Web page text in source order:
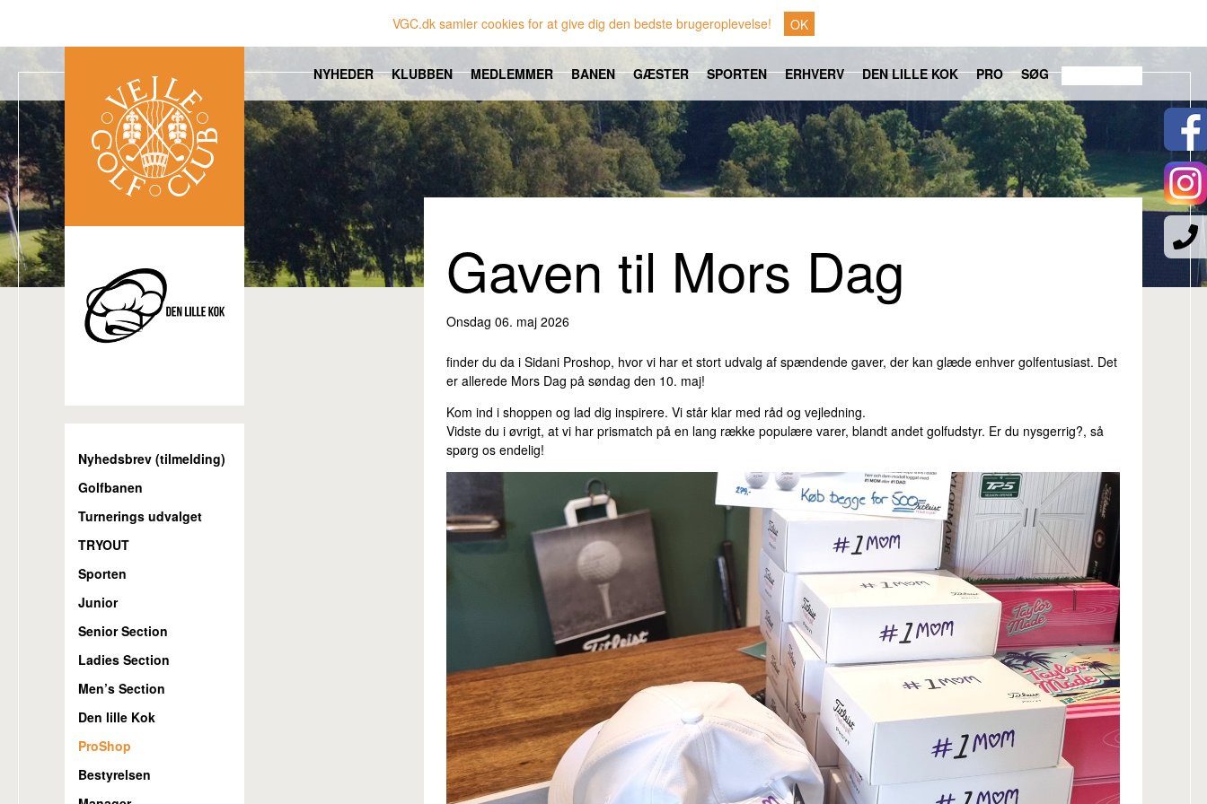
VGC.dk samler cookies for at give dig den bedste brugeroplevelse! OK
NYHEDER KLUBBEN MEDLEMMER BANEN GÆSTER SPORTEN ERHVERV DEN LILLE KOK PRO SØG
Nyhedsbrev (tilmelding)
Golfbanen
Turnerings udvalget
TRYOUT
Sporten
Junior
Senior Section
Ladies Section
Men’s Section
Den lille Kok
ProShop
Bestyrelsen
Gaven til Mors Dag
Onsdag 06. maj 2026
finder du da i Sidani Proshop, hvor vi har et stort udvalg af spændende gaver, der kan glæde enhver golfentusiast. Det
er allerede Mors Dag på søndag den 10. maj!
Kom ind i shoppen og lad dig inspirere. Vi står klar med råd og vejledning.
Vidste du i øvrigt, at vi har prismatch på en lang række populære varer, blandt andet golfudstyr. Er du nysgerrig?, så
spørg os endelig!